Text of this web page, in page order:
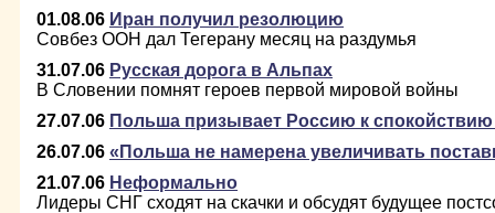
01.08.06 Иран получил резолюцию
Совбез ООН дал Тегерану месяц на раздумья
31.07.06 Русская дорога в Альпах
В Словении помнят героев первой мировой войны
27.07.06 Польша призывает Россию к
26.07.06 «Польша не намерена увеличивать
21.07.06 Неформально
Лидеры СНГ сходят на скачки и обсудят будущее